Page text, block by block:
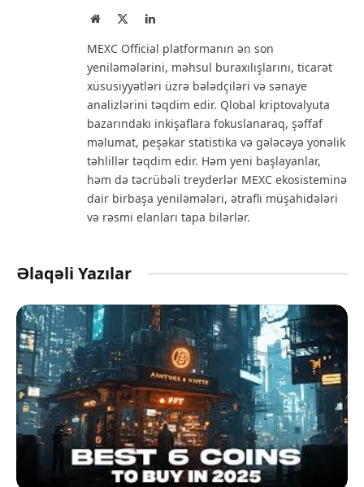
Website LinkedIn
MEXC Official platformanın ən son
yeniləmələrini, məhsul buraxılışlarını, ticarət
xüsusiyyətləri üzrə bələdçiləri və sənaye
analizlərini təqdim edir. Qlobal kriptovalyuta
bazarındakı inkişaflara fokuslanaraq, şəffaf
məlumat, peşəkar statistika və gələcəyə yönəlik
təhlillər təqdim edir. Həm yeni başlayanlar,
həm də təcrübəli treyderlər MEXC ekosisteminə
dair birbaşa yeniləmələri, ətraflı müşahidələri
və rəsmi elanları tapa bilərlər.
Əlaqəli Yazılar